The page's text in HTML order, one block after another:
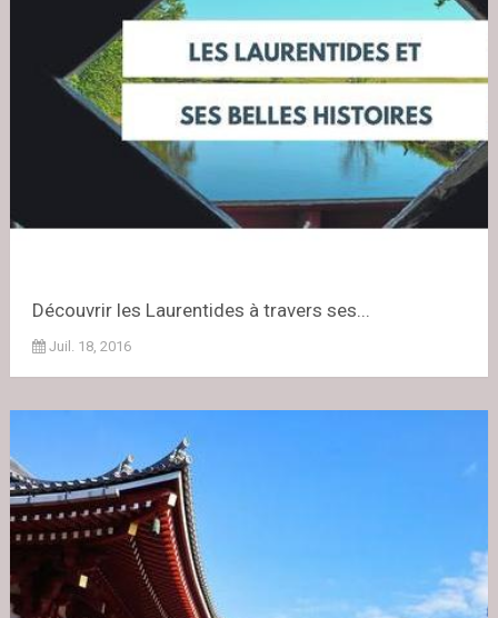
Découvrir les Laurentides à travers ses...
Juil. 18, 2016